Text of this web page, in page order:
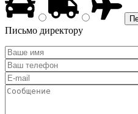
Письмо директору